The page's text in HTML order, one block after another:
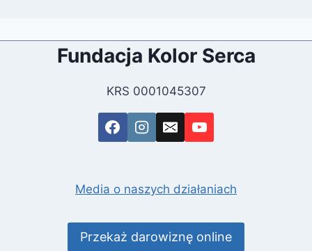
Fundacja Kolor Serca
KRS 0001045307
Media o naszych działaniach
Przekaż darowiznę online